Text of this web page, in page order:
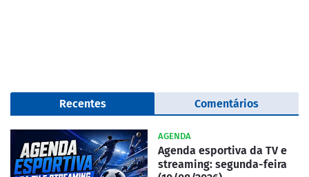
Recentes Comentários
AGENDA
Agenda esportiva da TV e
streaming: segunda-feira